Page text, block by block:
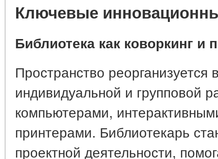
Ключевые
Библиотека как коворкинг и
Пространство реорганизуется
индивидуальной и групповой
компьютерами,
принтерами. Библиотекарь
проектной деятельности,